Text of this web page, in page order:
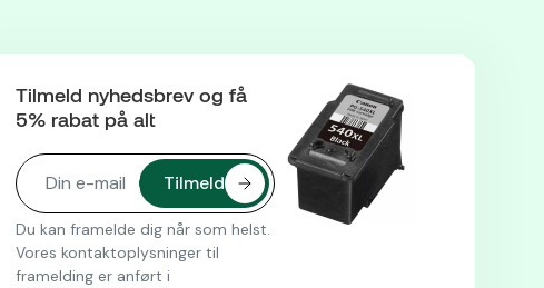
Tilmeld nyhedsbrev og få
5% rabat på alt
Du kan framelde dig når som helst.
Vores kontaktoplysninger til
framelding er anført i